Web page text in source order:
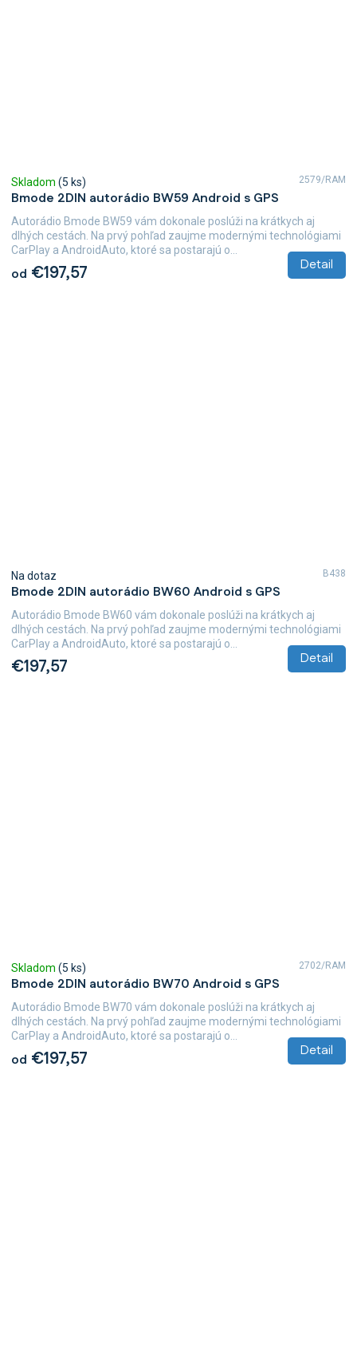
Bmode 2DIN autorádio BW59 Android s GPS
Skladom (5 ks)
od €197,57 Detail
Autorádio Bmode BW59 vám dokonale poslúži na krátkych aj
dlhých cestách. Na prvý pohľad zaujme modernými technológiami
CarPlay a AndroidAuto, ktoré sa postarajú o...
2579/RAM
Bmode 2DIN autorádio BW60 Android s GPS
Na dotaz
€197,57 Detail
Autorádio Bmode BW60 vám dokonale poslúži na krátkych aj
dlhých cestách. Na prvý pohľad zaujme modernými technológiami
CarPlay a AndroidAuto, ktoré sa postarajú o...
B438
Bmode 2DIN autorádio BW70 Android s GPS
Skladom (5 ks)
od €197,57 Detail
Autorádio Bmode BW70 vám dokonale poslúži na krátkych aj
dlhých cestách. Na prvý pohľad zaujme modernými technológiami
CarPlay a AndroidAuto, ktoré sa postarajú o...
2702/RAM